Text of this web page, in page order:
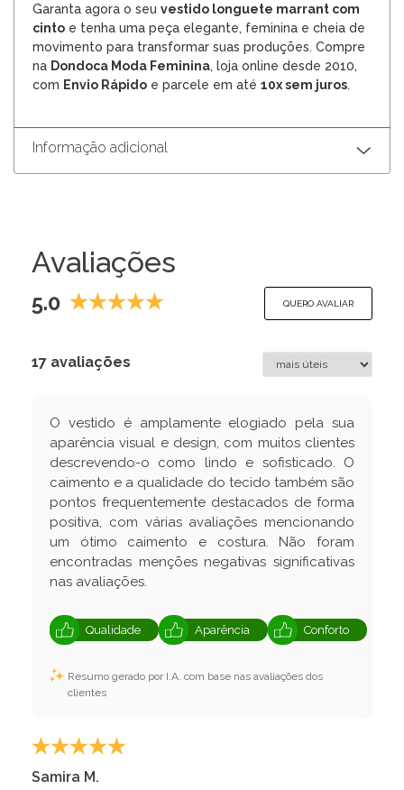
Garanta agora o seu vestido longuete marrant com
cinto e tenha uma peça elegante, feminina e cheia de
movimento para transformar suas produções. Compre
na Dondoca Moda Feminina, loja online desde 2010,
com Envio Rápido e parcele em até 10x sem juros.
Informação adicional
Avaliações
5.0 QUERO AVALIAR
17 avaliações
O vestido é amplamente elogiado pela sua
aparência visual e design, com muitos clientes
descrevendo-o como lindo e sofisticado. O
caimento e a qualidade do tecido também são
pontos frequentemente destacados de forma
positiva, com várias avaliações mencionando
um ótimo caimento e costura. Não foram
encontradas menções negativas significativas
nas avaliações.
Qualidade Aparência Conforto
Resumo gerado por I.A. com base nas avaliações dos
clientes
Samira M.